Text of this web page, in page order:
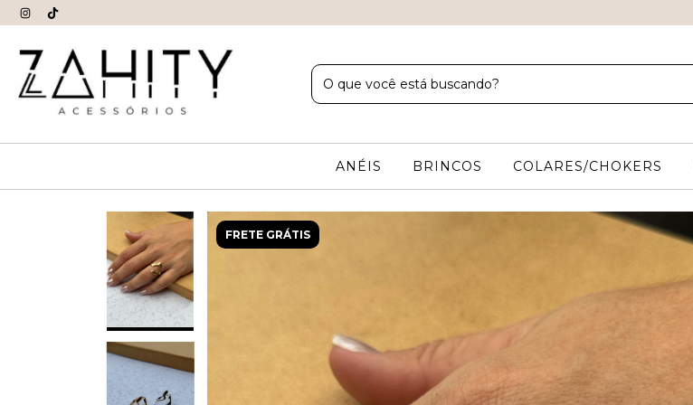
ANÉIS BRINCOS COLARES/CHOKERS
FRETE GRÁTIS